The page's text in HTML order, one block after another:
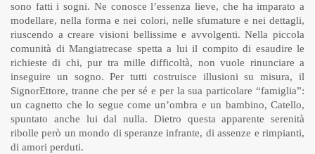
sono fatti i sogni. Ne conosce l’essenza lieve, che ha imparato a
modellare, nella forma e nei colori, nelle sfumature e nei dettagli,
riuscendo a creare visioni bellissime e avvolgenti. Nella piccola
comunità di Mangiatrecase spetta a lui il compito di esaudire le
richieste di chi, pur tra mille difficoltà, non vuole rinunciare a
inseguire un sogno. Per tutti costruisce illusioni su misura, il
SignorEttore, tranne che per sé e per la sua particolare “famiglia”:
un cagnetto che lo segue come un’ombra e un bambino, Catello,
spuntato anche lui dal nulla. Dietro questa apparente serenità
ribolle però un mondo di speranze infrante, di assenze e rimpianti,
di amori perduti.